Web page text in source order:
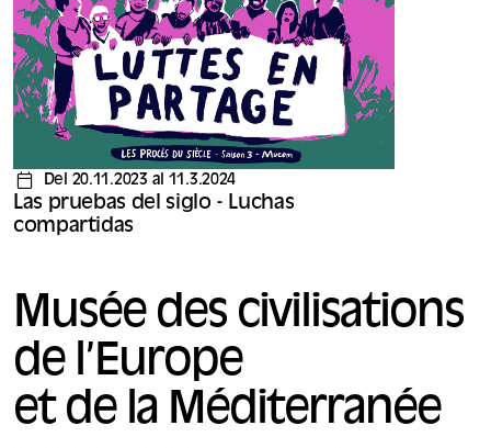
« De l’eau. De la terre aux océans » et de la saison 3
des Procès du siècle au Mucem : « Luttes en
partage ».
Del 20.11.2023 al 11.3.2024
Las pruebas del siglo - Luchas
compartidas
Musée des civilisations
de l’Europe
et de la Méditerranée